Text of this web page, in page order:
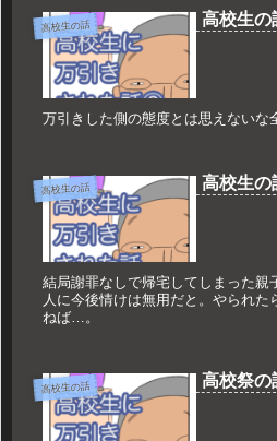
高校生の話 高校生
万引きした側の態度とは思えないな
高校生の話 高校生
結局謝罪なしで帰宅してしまった親
人に今後情けは無用だと。やられた
ねば…。
高校生の話 高校祭